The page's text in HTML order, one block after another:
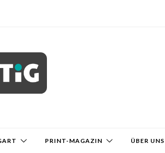
PRINT-MAGAZIN ÜBER UNS